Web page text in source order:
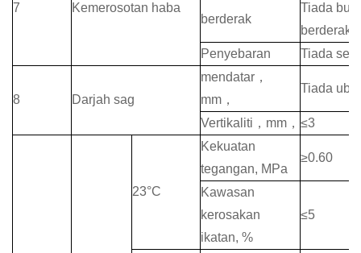
7 Kemerosotan haba
berderak
Tiada
berderak
Penyebaran
Tiada
8 Darjah sag
mendatar ，
mm ，
Tiada
Vertikaliti ， mm ， ≤3
23°C
Kekuatan
tegangan, MPa
≥0.60
Kawasan
kerosakan
ikatan, %
≤5